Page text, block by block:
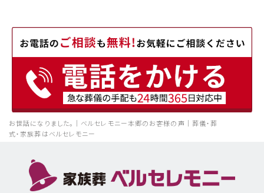
お世話になりました。｜ベルセレモニー本郷のお客様の声｜葬儀・葬
式・家族葬はベルセレモニー